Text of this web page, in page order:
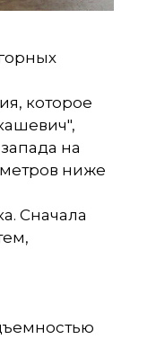
которое
на
метров ниже
Сначала